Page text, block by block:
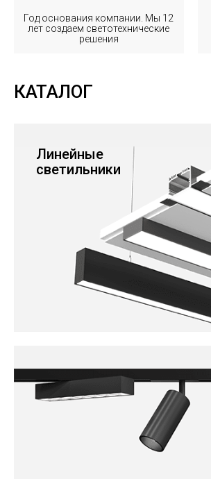
Год основания компании. Мы 12
лет создаем светотехнические
решения
КАТАЛОГ
Линейные
светильники